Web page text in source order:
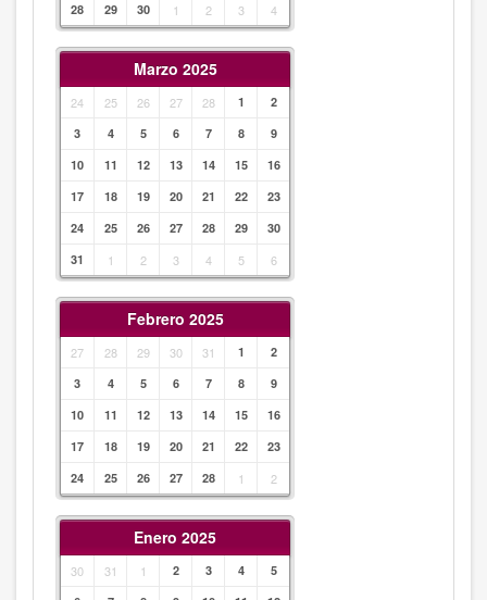
28
29 30 1 2 3 4
Marzo 2025
24 25 26 27 28 1
2
3
4 5 6 7 8
9
10
11 12 13 14 15
16
17
18 19 20 21 22
23
24
25 26 27 28 29
30
31
1 2 3 4 5 6
Febrero 2025
27 28 29 30 31 1
2
3
4 5 6 7 8
9
10
11 12 13 14 15
16
17
18 19 20 21 22
23
24
25 26 27 28 1 2
Enero 2025
30 31 1 2 3 4
5